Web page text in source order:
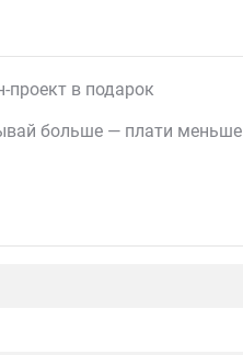
проект в подарок
больше — плати меньше